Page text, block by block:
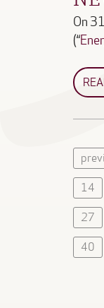
On
(“
14
27
40